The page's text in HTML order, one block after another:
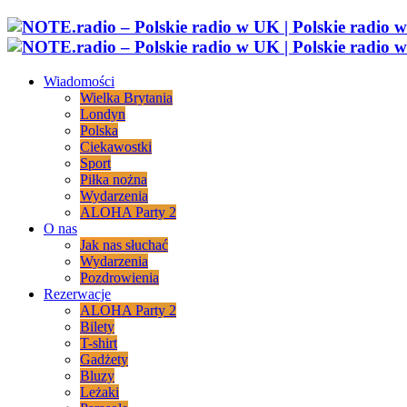
Wiadomości
Wielka Brytania
Londyn
Polska
Ciekawostki
Sport
Piłka nożna
Wydarzenia
ALOHA Party 2
O nas
Jak nas słuchać
Wydarzenia
Pozdrowienia
Rezerwacje
ALOHA Party 2
Bilety
T-shirt
Gadżety
Bluzy
Leżaki